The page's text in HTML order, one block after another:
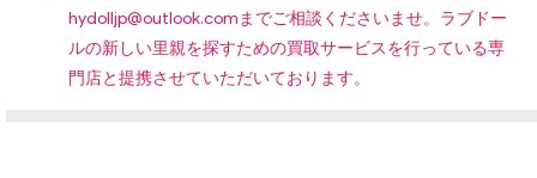
hydolljp@outlook.comまでご相談くださいませ。ラブドー
ルの新しい里親を探すための買取サービスを行っている専
門店と提携させていただいております。